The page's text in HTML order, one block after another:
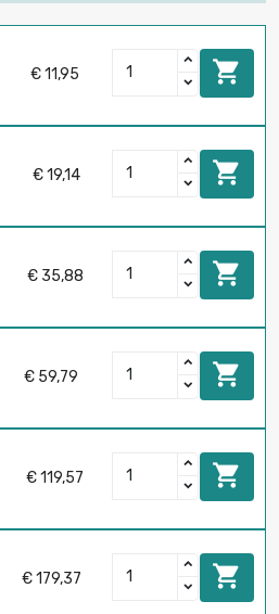
€ 11,95 
€ 19,14 
€ 35,88 
€ 59,79 
€ 119,57 
€ 179,37 